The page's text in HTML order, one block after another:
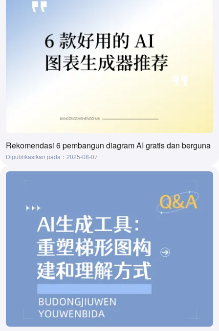
Rekomendasi 6 pembangun diagram AI gratis dan berguna
Dipublikasikan pada：2025-08-07